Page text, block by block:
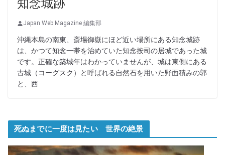
知念城跡
Japan Web Magazine 編集部
沖縄本島の南東、斎場御嶽にほど近い場所にある知念城跡
は、かつて知念一帯を治めていた知念按司の居城であった城
です。正確な築城年はわかっていませんが、城は東側にある
古城（コーグスク）と呼ばれる自然石を用いた野面積みの郭
と、西
死ぬまでに一度は見たい 世界の絶景